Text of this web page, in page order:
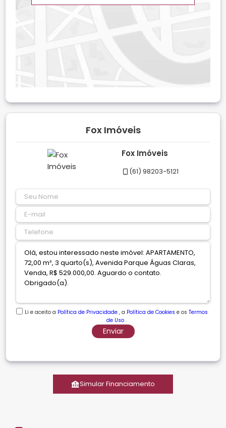
Fox Imóveis
Fox Imóveis
(61) 98203-5121
Li e aceito a Política de Privacidade , a Política de Cookies e os Termos
de Uso.
Enviar
Simular Financiamento